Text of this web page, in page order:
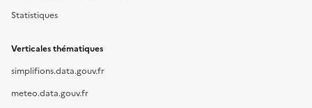
Statistiques
Verticales thématiques
simplifions.data.gouv.fr
meteo.data.gouv.fr